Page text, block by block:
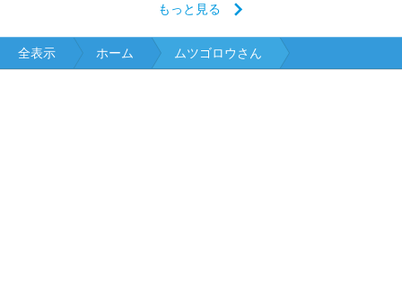
もっと見る
全表示 ホーム ムツゴロウさん